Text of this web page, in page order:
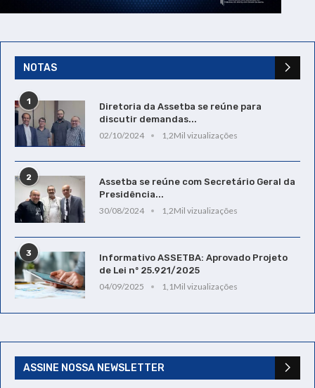
NOTAS
1
Diretoria da Assetba se reúne para
discutir demandas...
02/10/2024
1,2Mil vizualizações
2
Assetba se reúne com Secretário Geral da
Presidência...
30/08/2024
1,2Mil vizualizações
3
Informativo ASSETBA: Aprovado Projeto
de Lei nº 25.921/2025
04/09/2025
1,1Mil vizualizações
ASSINE NOSSA NEWSLETTER